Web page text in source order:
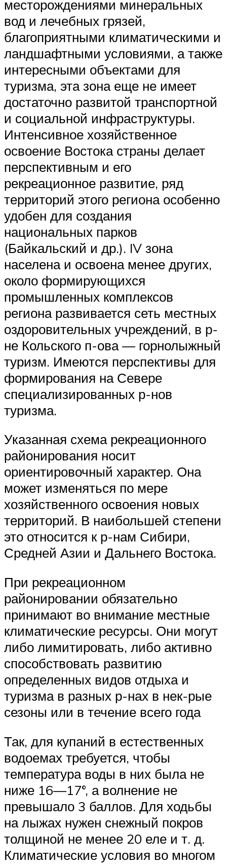
месторождениями минеральных
вод и лечебных грязей,
благоприятными климатическими и
ландшафтными условиями, а также
интересными объектами для
туризма, эта зона еще не имеет
достаточно развитой транспортной
и социальной инфраструктуры.
Интенсивное хозяйственное
освоение Востока страны делает
перспективным и его
рекреационное развитие, ряд
территорий этого региона особенно
удобен для создания
национальных парков
(Байкальский и др.). IV зона
населена и освоена менее других,
около формирующихся
промышленных комплексов
региона развивается сеть местных
оздоровительных учреждений, в р-
не Кольского п-ова — горнолыжный
туризм. Имеются перспективы для
формирования на Севере
специализированных р-нов
туризма.
Указанная схема рекреационного
районирования носит
ориентировочный характер. Она
может изменяться по мере
хозяйственного освоения новых
территорий. В наибольшей степени
это относится к р-нам Сибири,
Средней Азии и Дальнего Востока.
При рекреационном
районировании обязательно
принимают во внимание местные
климатические ресурсы. Они могут
либо лимитировать, либо активно
способствовать развитию
определенных видов отдыха и
туризма в разных р-нах в нек-рые
сезоны или в течение всего года
Так, для купаний в естественных
водоемах требуется, чтобы
температура воды в них была не
ниже 16—17°, а волнение не
превышало 3 баллов. Для ходьбы
на лыжах нужен снежный покров
толщиной не менее 20 еле и т. д.
Климатические условия во многом